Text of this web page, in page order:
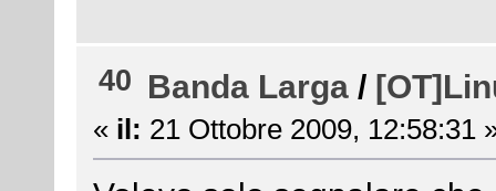
40 Banda Larga /
« il: 21 Ottobre 2009, 12:58:31